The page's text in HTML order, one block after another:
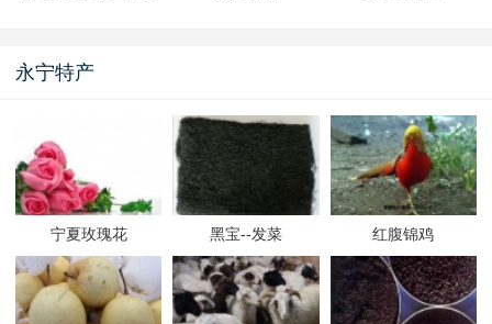
永宁特产
宁夏玫瑰花 黑宝--发菜 红腹锦鸡